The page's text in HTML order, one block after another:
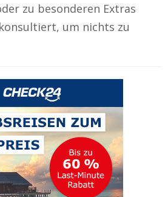
zu besonderen Extras
um nichts zu